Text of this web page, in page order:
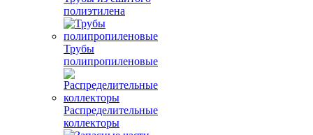
полиэтилена
Трубы
полипропиленовые
Распределительные
коллекторы